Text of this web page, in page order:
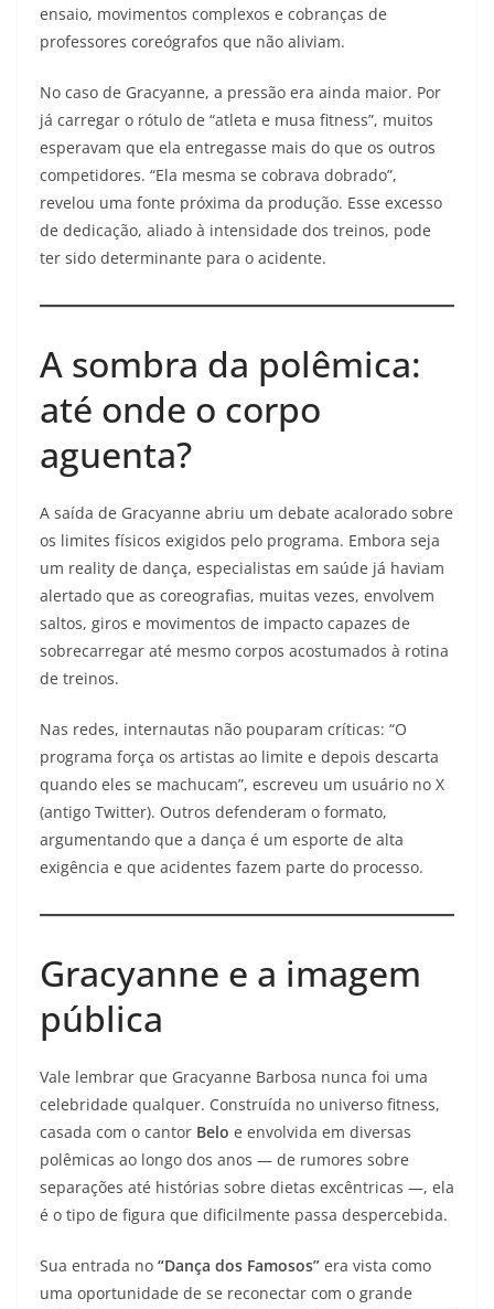
ensaio, movimentos complexos e cobranças de
professores coreógrafos que não aliviam.
No caso de Gracyanne, a pressão era ainda maior. Por
já carregar o rótulo de “atleta e musa fitness”, muitos
esperavam que ela entregasse mais do que os outros
competidores. “Ela mesma se cobrava dobrado”,
revelou uma fonte próxima da produção. Esse excesso
de dedicação, aliado à intensidade dos treinos, pode
ter sido determinante para o acidente.
A sombra da polêmica:
até onde o corpo
aguenta?
A saída de Gracyanne abriu um debate acalorado sobre
os limites físicos exigidos pelo programa. Embora seja
um reality de dança, especialistas em saúde já haviam
alertado que as coreografias, muitas vezes, envolvem
saltos, giros e movimentos de impacto capazes de
sobrecarregar até mesmo corpos acostumados à rotina
de treinos.
Nas redes, internautas não pouparam críticas: “O
programa força os artistas ao limite e depois descarta
quando eles se machucam”, escreveu um usuário no X
(antigo Twitter). Outros defenderam o formato,
argumentando que a dança é um esporte de alta
exigência e que acidentes fazem parte do processo.
Gracyanne e a imagem
pública
Vale lembrar que Gracyanne Barbosa nunca foi uma
celebridade qualquer. Construída no universo fitness,
casada com o cantor Belo e envolvida em diversas
polêmicas ao longo dos anos — de rumores sobre
separações até histórias sobre dietas excêntricas —, ela
é o tipo de figura que dificilmente passa despercebida.
Sua entrada no “Dança dos Famosos” era vista como
uma oportunidade de se reconectar com o grande